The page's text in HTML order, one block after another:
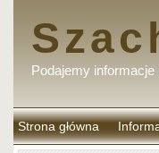
Podajemy
Strona główna